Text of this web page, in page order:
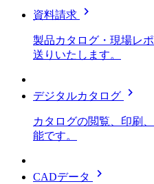
資料請求 chevron_right
製品カタログ・現場レ
送りいたします。
デジタルカタログ chevron_right
カタログの閲覧、印刷
能です。
CADデータ chevron_right